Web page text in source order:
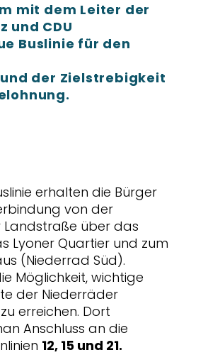
mit dem Leiter der
und CDU
Buslinie für den
der Zielstrebigkeit
erhalten die Bürger
von der
Landstraße über das
Lyoner Quartier und zum
(Niederrad Süd).
Möglichkeit, wichtige
der Niederräder
erreichen. Dort
Anschluss an die
12, 15 und 21.